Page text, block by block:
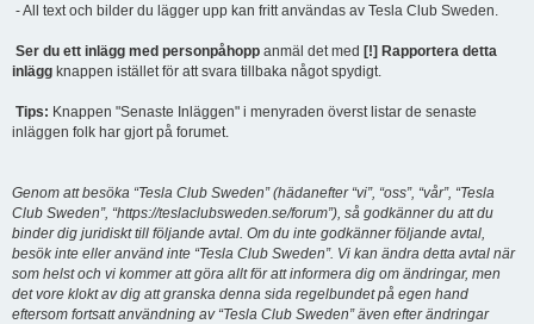
- All text och bilder du lägger upp kan fritt användas av Tesla Club Sweden.
Ser du ett inlägg med personpåhopp anmäl det med [!] Rapportera detta
inlägg knappen istället för att svara tillbaka något spydigt.
Tips: Knappen "Senaste Inläggen" i menyraden överst listar de senaste
inläggen folk har gjort på forumet.
Genom att besöka “Tesla Club Sweden” (hädanefter “vi”, “oss”, “vår”, “Tesla
Club Sweden”, “https://teslaclubsweden.se/forum”), så godkänner du att du
binder dig juridiskt till följande avtal. Om du inte godkänner följande avtal,
besök inte eller använd inte “Tesla Club Sweden”. Vi kan ändra detta avtal när
som helst och vi kommer att göra allt för att informera dig om ändringar, men
det vore klokt av dig att granska denna sida regelbundet på egen hand
eftersom fortsatt användning av “Tesla Club Sweden” även efter ändringar